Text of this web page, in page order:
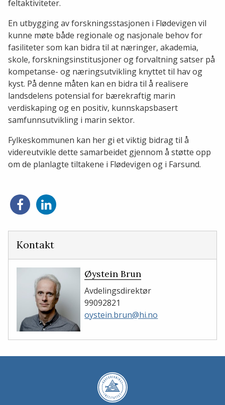
feltaktiviteter.
En utbygging av forskningsstasjonen i Flødevigen vil
kunne møte både regionale og nasjonale behov for
fasiliteter som kan bidra til at næringer, akademia,
skole, forskningsinstitusjoner og forvaltning satser på
kompetanse- og næringsutvikling knyttet til hav og
kyst. På denne måten kan en bidra til å realisere
landsdelens potensial for bærekraftig marin
verdiskaping og en positiv, kunnskapsbasert
samfunnsutvikling i marin sektor.
Fylkeskommunen kan her gi et viktig bidrag til å
videreutvikle dette samarbeidet gjennom å støtte opp
om de planlagte tiltakene i Flødevigen og i Farsund.
Del
på
Del
på
Kontakt
Øystein Brun
Avdelingsdirektør
99092821
oystein.brun@hi.no